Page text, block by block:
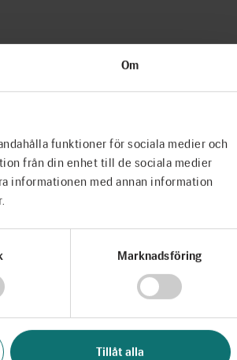
Om
funktioner för sociala medier och
från din enhet till de sociala medier
informationen med annan information
Marknadsföring
Tillåt alla